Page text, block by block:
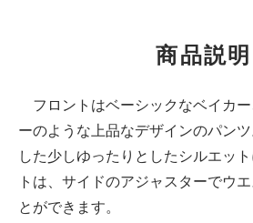
商品説明
フロントはベーシックなベイカ
ーのような上品なデザインのパン
した少しゆったりとしたシルエッ
トは、サイドのアジャスターでウ
とができます。